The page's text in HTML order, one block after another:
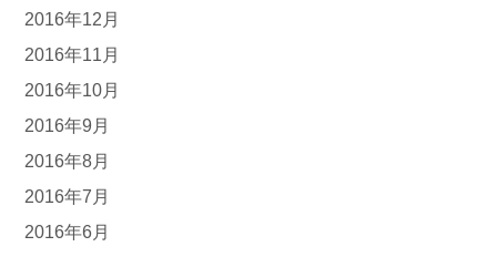
2016年12月
2016年11月
2016年10月
2016年9月
2016年8月
2016年7月
2016年6月